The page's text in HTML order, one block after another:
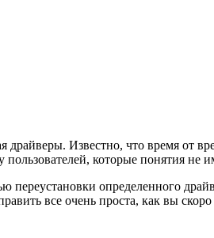
драйверы. Известно, что время
которые понятия не
определенного
все очень проста, как вы скоро